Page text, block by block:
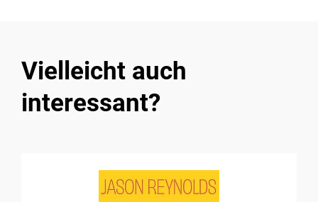
Vielleicht auch
interessant?